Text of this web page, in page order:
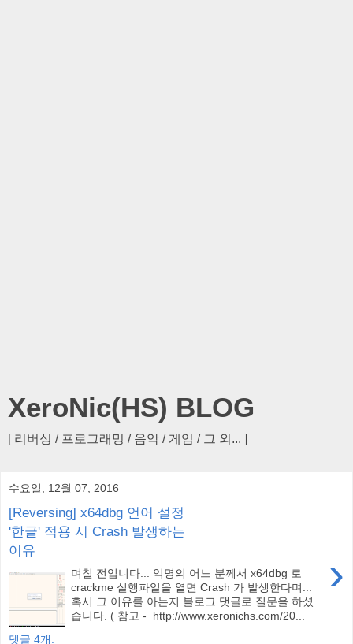
XeroNic(HS) BLOG
[ 리버싱 / 프로그래밍 / 음악 / 게임 / 그 외... ]
수요일, 12월 07, 2016
[Reversing] x64dbg 언어 설정
'한글' 적용 시 Crash 발생하는
이유
›
며칠 전입니다... 익명의 어느 분께서 x64dbg 로
crackme 실행파일을 열면 Crash 가 발생한다며...
혹시 그 이유를 아는지 블로그 댓글로 질문을 하셨
습니다. ( 참고 - http://www.xeronichs.com/20...
댓글 4개: